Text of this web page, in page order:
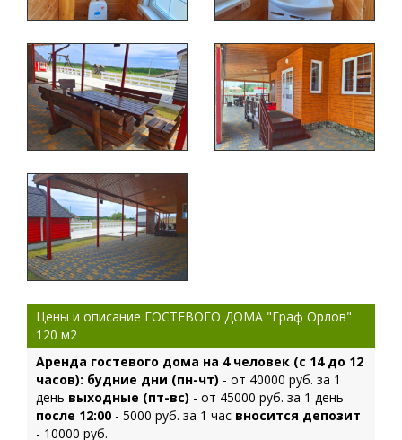
Цены и описание ГОСТЕВОГО ДОМА "Граф Орлов"
120 м2
Аренда гостевого дома на 4 человек (с 14 до 12
часов): будние дни (пн-чт) - от 40000 руб. за 1
день выходные (пт-вс) - от 45000 руб. за 1 день
после 12:00 - 5000 руб. за 1 час вносится депозит
- 10000 руб.